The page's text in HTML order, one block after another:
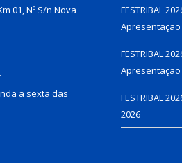
01, Nº S/n Nova
a sexta das
FESTRIBAL
FESTRIBAL
FESTRIBAL
2026